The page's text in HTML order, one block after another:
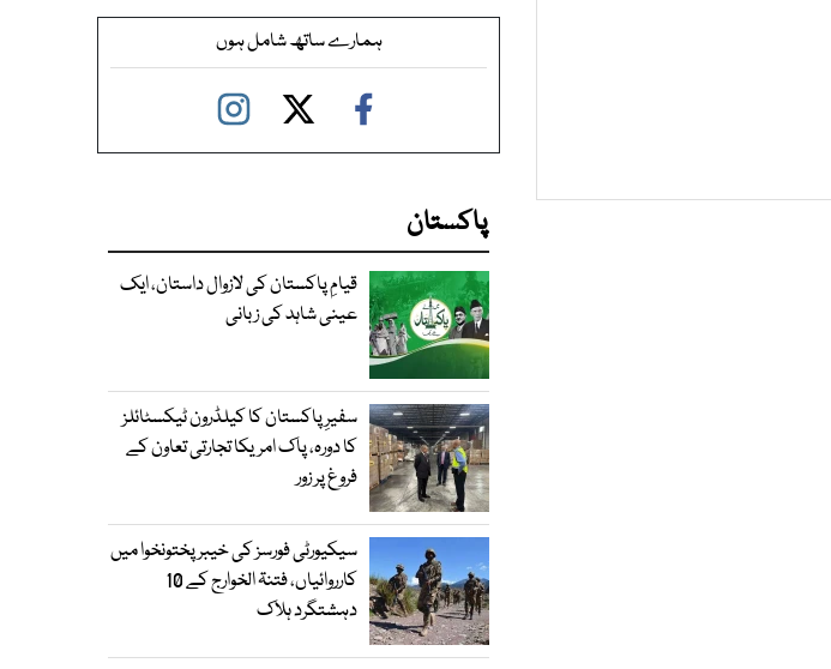
ہمارے ساتھ شامل ہوں
پاکستان
قیامِ پاکستان کی لازوال داستان، ایک
عینی شاہد کی زبانی
سفیرِ پاکستان کا کیلڈرون ٹیکسٹائلز
کا دورہ، پاک امریکا تجارتی تعاون کے
فروغ پر زور
سیکیورٹی فورسز کی خیبر پختونخوا میں
کارروائیاں، فتنۃ الخوارج کے 10
دہشتگرد ہلاک